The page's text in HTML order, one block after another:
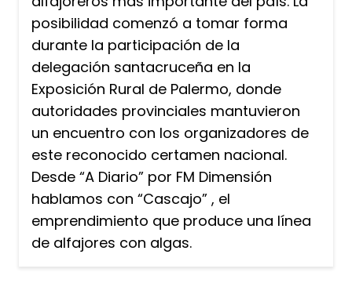
posibilidad comenzó a tomar forma
durante la participación de la
delegación santacruceña en la
Exposición Rural de Palermo, donde
autoridades provinciales mantuvieron
un encuentro con los organizadores de
este reconocido certamen nacional.
Desde “A Diario” por FM Dimensión
hablamos con “Cascajo” , el
emprendimiento que produce una línea
de alfajores con algas.